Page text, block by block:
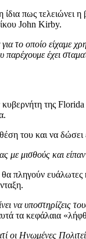
ίδια πως
John Kirby.
το οποίο είχαμε
έχει
της
του και να
μισθούς και είπαν
πληγούν
να υποστηρίζεις
τα κεφάλαια
Ηνωμένες